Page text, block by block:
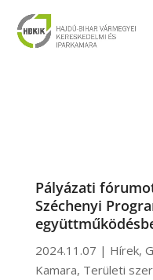
Pályázati
Széchenyi
2024.11.07 | Hírek,
Kamara, Területi